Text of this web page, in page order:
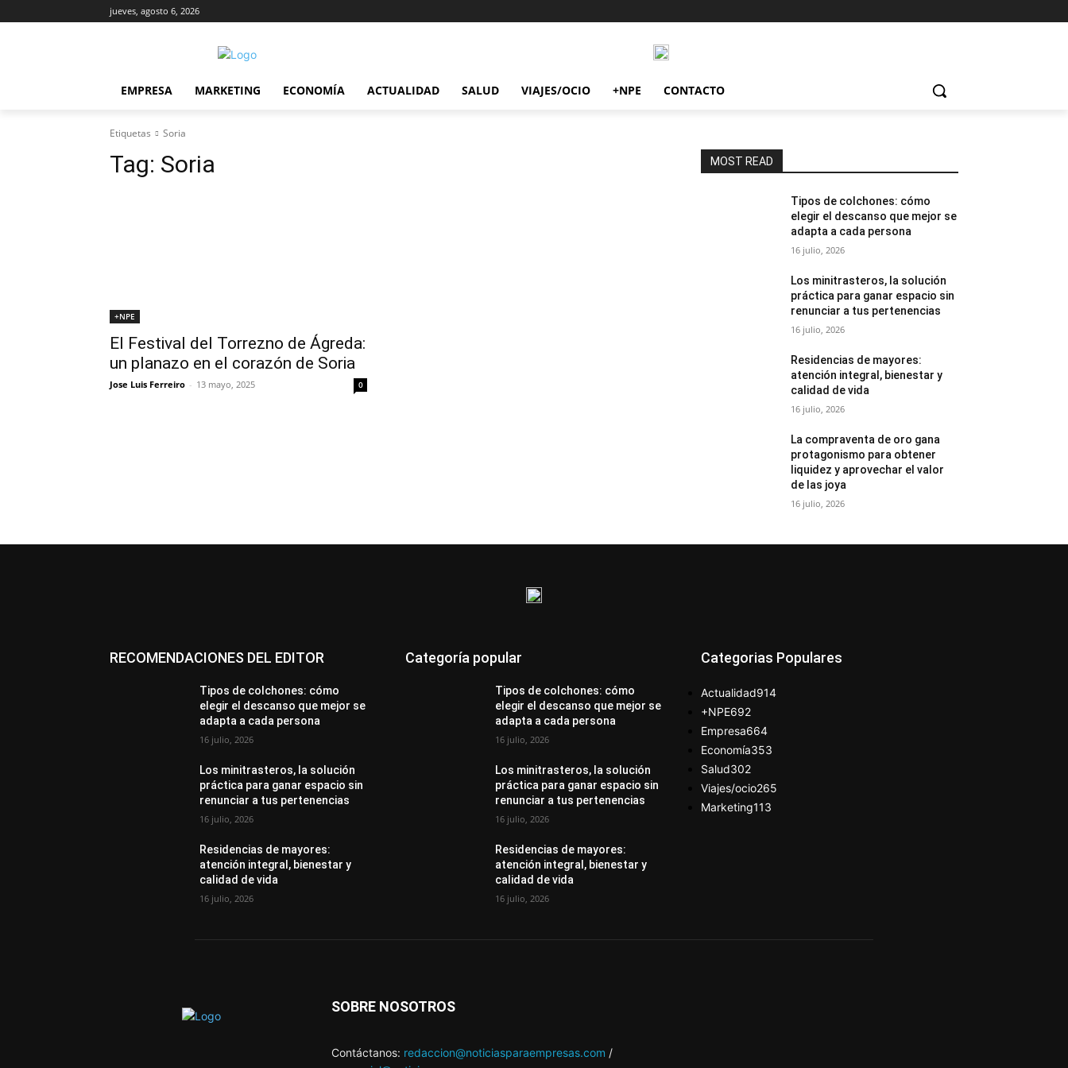
jueves, agosto 6, 2026
EMPRESA MARKETING ECONOMÍA ACTUALIDAD SALUD VIAJES/OCIO +NPE CONTACTO
Etiquetas Soria
Tag: Soria
+NPE
El Festival del Torrezno de Ágreda:
un planazo en el corazón de Soria
Jose Luis Ferreiro - 13 mayo, 2025 0
MOST READ
Tipos de colchones: cómo
elegir el descanso que mejor se
adapta a cada persona
16 julio, 2026
Los minitrasteros, la solución
práctica para ganar espacio sin
renunciar a tus pertenencias
16 julio, 2026
Residencias de mayores:
atención integral, bienestar y
calidad de vida
16 julio, 2026
La compraventa de oro gana
protagonismo para obtener
liquidez y aprovechar el valor
de las joya
16 julio, 2026
RECOMENDACIONES DEL EDITOR
Tipos de colchones: cómo
elegir el descanso que mejor se
adapta a cada persona
16 julio, 2026
Los minitrasteros, la solución
práctica para ganar espacio sin
renunciar a tus pertenencias
16 julio, 2026
Residencias de mayores:
atención integral, bienestar y
calidad de vida
16 julio, 2026
Categoría popular
Tipos de colchones: cómo
elegir el descanso que mejor se
adapta a cada persona
16 julio, 2026
Los minitrasteros, la solución
práctica para ganar espacio sin
renunciar a tus pertenencias
16 julio, 2026
Residencias de mayores:
atención integral, bienestar y
calidad de vida
16 julio, 2026
Categorias Populares
Actualidad914
+NPE692
Empresa664
Economía353
Salud302
Viajes/ocio265
Marketing113
SOBRE NOSOTROS
Contáctanos: redaccion@noticiasparaempresas.com /